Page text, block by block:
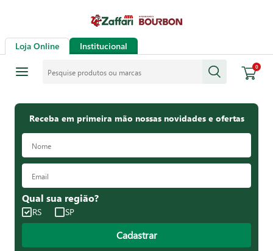
Loja Online Institucional
0
Receba em primeira mão nossas novidades e ofertas
Qual sua região?
RS SP
Cadastrar